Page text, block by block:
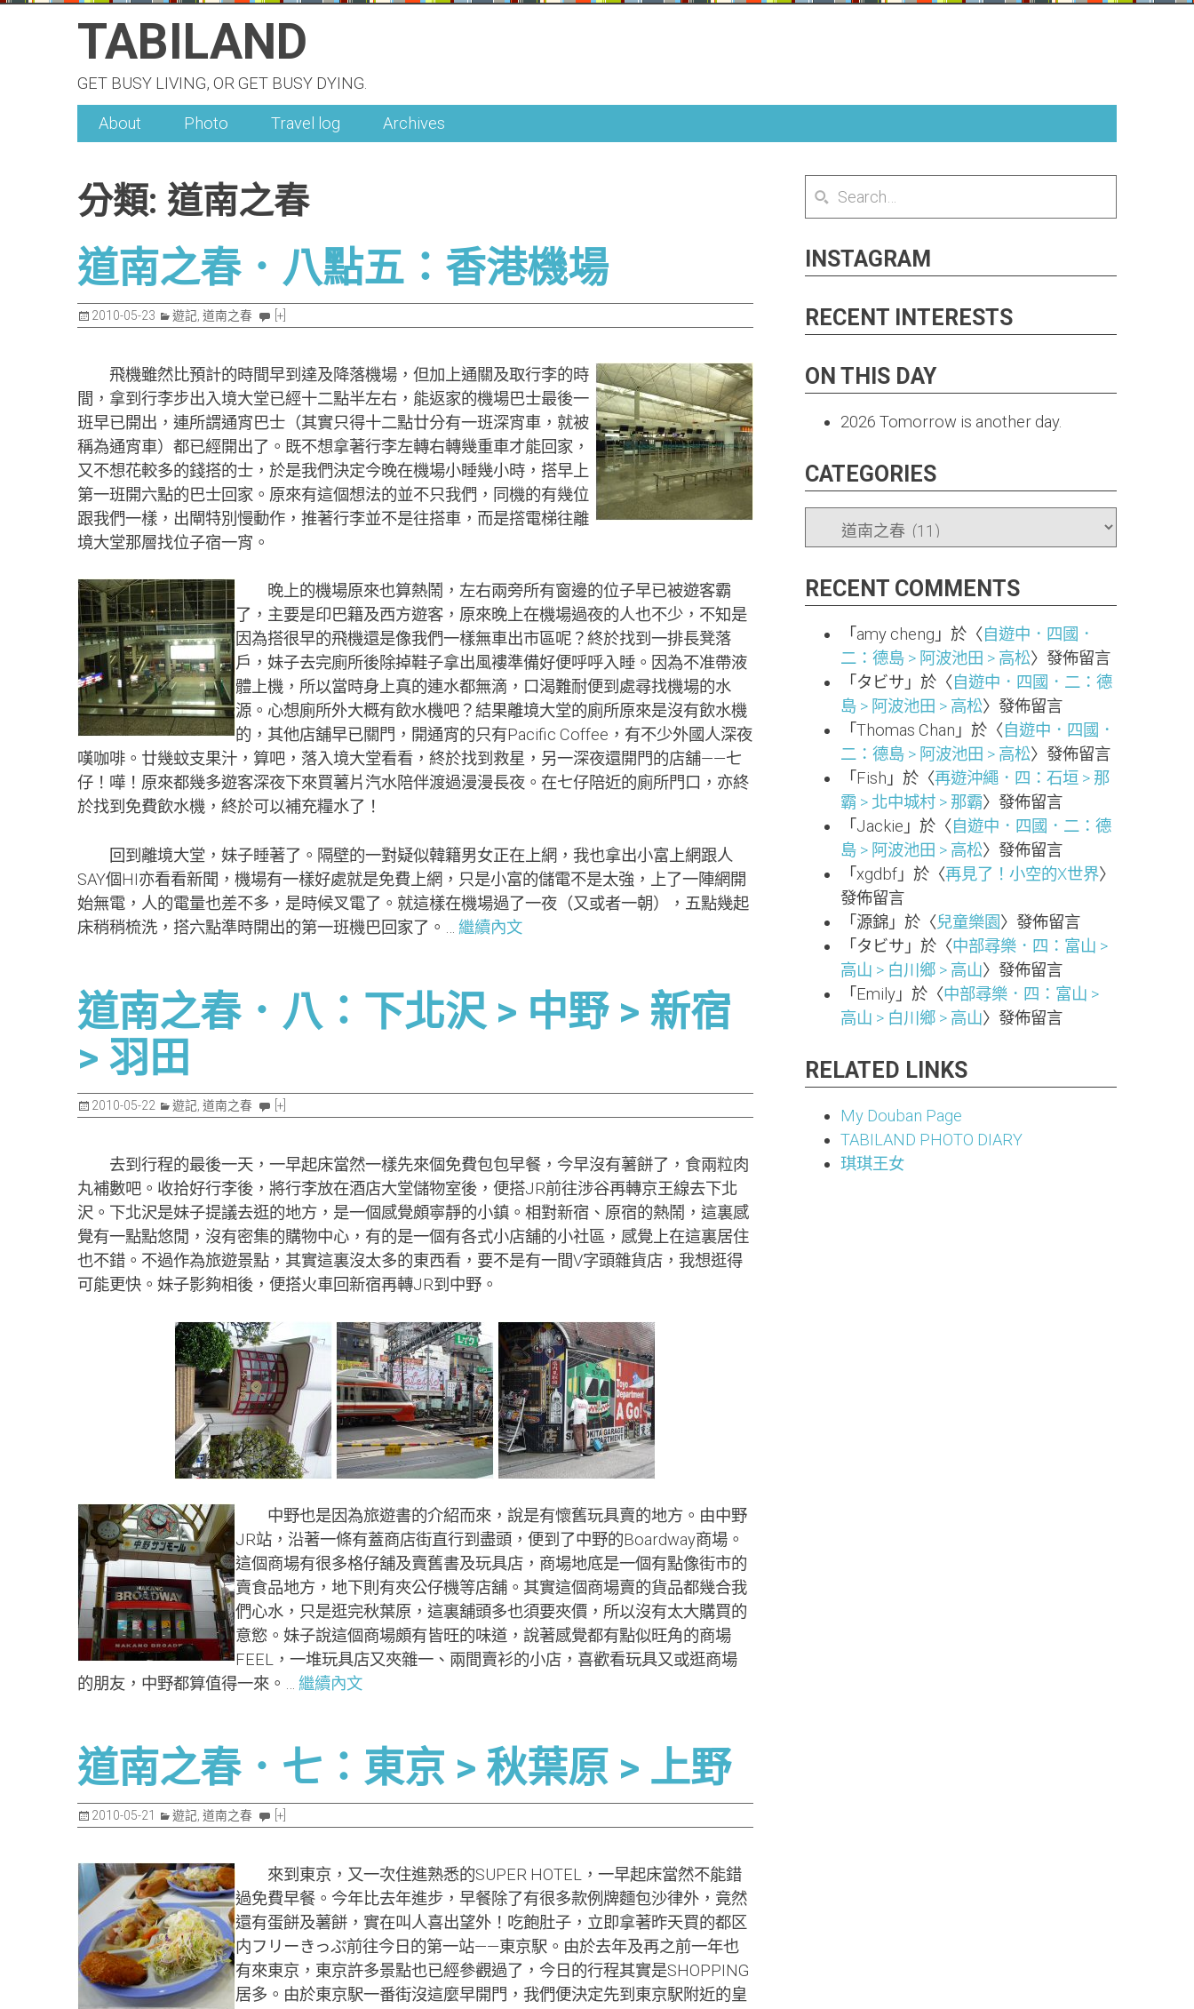
TABILAND
GET BUSY LIVING, OR GET BUSY DYING.
About Photo Travel log Archives
分類: 道南之春
道南之春．八點五：香港機場
2010-05-23 遊記 道南之春 [+]
飛機雖然比預計的時間早到達及降落機場，但加上通關及取行李的時
間，拿到行李步出入境大堂已經十二點半左右，能返家的機場巴士最後一
班早已開出，連所謂通宵巴士（其實只得十二點廿分有一班深宵車，就被
稱為通宵車）都已經開出了。既不想拿著行李左轉右轉幾重車才能回家，
又不想花較多的錢搭的士，於是我們決定今晚在機場小睡幾小時，搭早上
第一班開六點的巴士回家。原來有這個想法的並不只我們，同機的有幾位
跟我們一樣，出閘特別慢動作，推著行李並不是往搭車，而是撘電梯往離
境大堂那層找位子宿一宵。
晚上的機場原來也算熱鬧，左右兩旁所有窗邊的位子早已被遊客霸
了，主要是印巴籍及西方遊客，原來晚上在機場過夜的人也不少，不知是
因為搭很早的飛機還是像我們一樣無車出市區呢？終於找到一排長凳落
戶，妹子去完廁所後除掉鞋子拿出風褸準備好便呼呼入睡。因為不准帶液
體上機，所以當時身上真的連水都無滴，口渴難耐便到處尋找機場的水
源。心想廁所外大概有飲水機吧？結果離境大堂的廁所原來是沒有飲水機
的，其他店舖早已關門，開通宵的只有Pacific Coffee，有不少外國人深夜
嘆咖啡。廿幾蚊支果汁，算吧，落入境大堂看看，終於找到救星，另一深夜還開門的店舖——七
仔！嘩！原來都幾多遊客深夜下來買薯片汽水陪伴渡過漫漫長夜。在七仔陪近的廁所門口，亦終
於找到免費飲水機，終於可以補充糧水了！
回到離境大堂，妹子睡著了。隔壁的一對疑似韓籍男女正在上網，我也拿出小富上網跟人
SAY個HI亦看看新聞，機場有一樣好處就是免費上網，只是小富的儲電不是太強，上了一陣網開
始無電，人的電量也差不多，是時候叉電了。就這樣在機場過了一夜（又或者一朝），五點幾起
床稍稍梳洗，搭六點準時開出的第一班機巴回家了。… 繼續內文
道南之春．八：下北沢 > 中野 > 新宿
> 羽田
2010-05-22 遊記 道南之春 [+]
去到行程的最後一天，一早起床當然一樣先來個免費包包早餐，今早沒有薯餅了，食兩粒肉
丸補數吧。收拾好行李後，將行李放在酒店大堂儲物室後，便搭JR前往涉谷再轉京王線去下北
沢。下北沢是妹子提議去逛的地方，是一個感覺頗寧靜的小鎮。相對新宿、原宿的熱鬧，這裏感
覺有一點點悠閒，沒有密集的購物中心，有的是一個有各式小店舖的小社區，感覺上在這裏居住
也不錯。不過作為旅遊景點，其實這裏沒太多的東西看，要不是有一間V字頭雜貨店，我想逛得
可能更快。妹子影夠相後，便搭火車回新宿再轉JR到中野。
中野也是因為旅遊書的介紹而來，說是有懷舊玩具賣的地方。由中野
JR站，沿著一條有蓋商店街直行到盡頭，便到了中野的Boardway商場。
這個商場有很多格仔舖及賣舊書及玩具店，商場地底是一個有點像街市的
賣食品地方，地下則有夾公仔機等店舖。其實這個商場賣的貨品都幾合我
們心水，只是逛完秋葉原，這裏舖頭多也須要夾價，所以沒有太大購買的
意慾。妹子說這個商場頗有皆旺的味道，說著感覺都有點似旺角的商場
FEEL，一堆玩具店又夾雜一、兩間賣衫的小店，喜歡看玩具又或逛商場
的朋友，中野都算值得一來。… 繼續內文
道南之春．七：東京 > 秋葉原 > 上野
2010-05-21 遊記 道南之春 [+]
來到東京，又一次住進熟悉的SUPER HOTEL，一早起床當然不能錯
過免費早餐。今年比去年進步，早餐除了有很多款例牌麵包沙律外，竟然
還有蛋餅及薯餅，實在叫人喜出望外！吃飽肚子，立即拿著昨天買的都区
内フリーきっぷ前往今日的第一站——東京駅。由於去年及再之前一年也
有來東京，東京許多景點也已經參觀過了，今日的行程其實是SHOPPING
居多。由於東京駅一番街沒這麼早開門，我們便決定先到東京駅附近的皇
INSTAGRAM
RECENT INTERESTS
ON THIS DAY
2026 Tomorrow is another day.
CATEGORIES
RECENT COMMENTS
「amy cheng 」於〈自遊中．四國．
二：德島 > 阿波池田 > 高松〉發佈留言
「タビサ 」於〈自遊中．四國．二：德
島 > 阿波池田 > 高松〉發佈留言
「Thomas Chan 」於〈自遊中．四國．
二：德島 > 阿波池田 > 高松〉發佈留言
「Fish 」於〈再遊沖繩．四：石垣 > 那
霸 > 北中城村 > 那霸〉發佈留言
「Jackie 」於〈自遊中．四國．二：德
島 > 阿波池田 > 高松〉發佈留言
「xgdbf 」於〈再見了！小空的X世界〉
發佈留言
「源錦 」於〈兒童樂園〉發佈留言
「タビサ 」於〈中部尋樂．四：富山 >
高山 > 白川鄉 > 高山〉發佈留言
「Emily 」於〈中部尋樂．四：富山 >
高山 > 白川鄉 > 高山〉發佈留言
RELATED LINKS
My Douban Page
TABILAND PHOTO DIARY
琪琪王女